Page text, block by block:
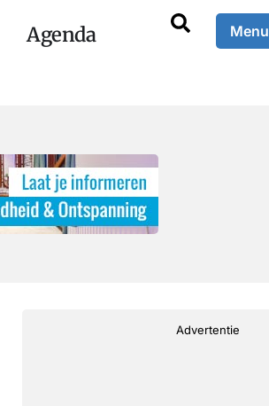
Agenda Menu
Advertentie